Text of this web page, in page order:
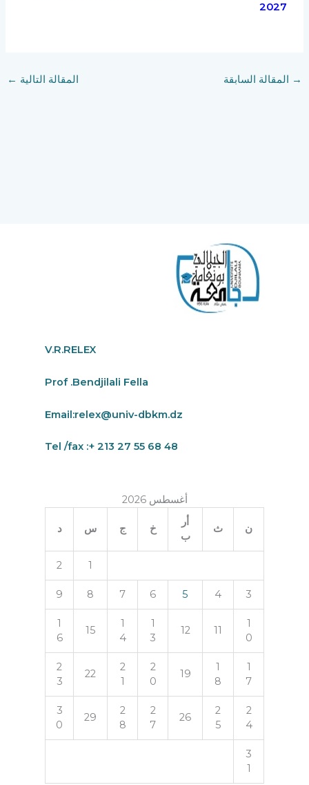
2027
→ المقالة السابقة المقالة التالية ←
V.R.RELEX
Prof .Bendjilali Fella
Email:relex@univ-dbkm.dz
Tel /fax :+ 213 27 55 68 48
أغسطس 2026
ن ث
أر
ب
خ ج س د
1
2
3
4
5
6
7
8
9
1
0
11
12
1
3
1
4
15
1
6
1
7
1
8
19
2
0
2
1
22
2
3
2
4
2
5
26
2
7
2
8
29
3
0
3
1